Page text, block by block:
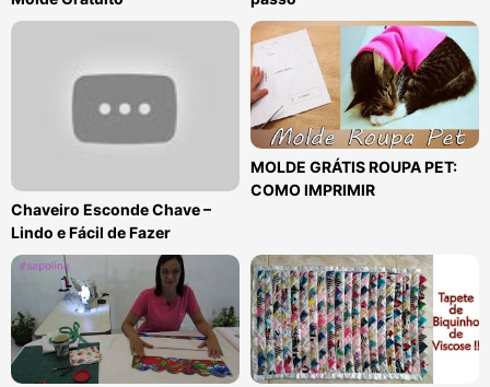
Chaveiro Esconde Chave –
Lindo e Fácil de Fazer
MOLDE GRÁTIS ROUPA PET:
COMO IMPRIMIR